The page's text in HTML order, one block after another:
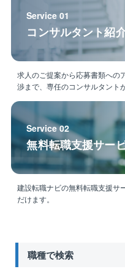
・ＴＣ神鋼不動産グル
度が高く、地元密着の
・残業は月20-30時間程
日出社が発生しますが
て対応しております。
・コールセンターがあ
く必要はございません。
Service 01
コンサルタント紹
求人のご提案から応募書類への
渉まで、専任のコンサルタント
Service 02
無料転職支援サー
建設転職ナビの無料転職支援サ
だけます。
職種で検索